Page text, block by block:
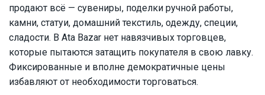
продают всё — сувениры, поделки ручной работы,
камни, статуи, домашний текстиль, одежду, специи,
сладости. В Ata Bazar нет навязчивых торговцев,
которые пытаются затащить покупателя в свою лавку.
Фиксированные и вполне демократичные цены
избавляют от необходимости торговаться.